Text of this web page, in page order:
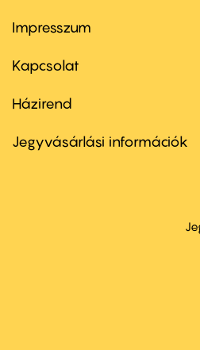
Footer
first
Impresszum
Kapcsolat
Footer
second
Házirend
Jegyvásárlási információk